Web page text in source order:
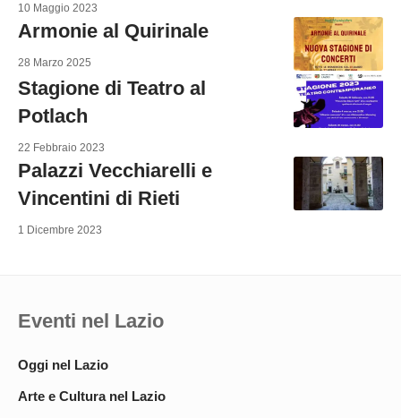
10 Maggio 2023
Armonie al Quirinale
28 Marzo 2025
Stagione di Teatro al
Potlach
22 Febbraio 2023
Palazzi Vecchiarelli e
Vincentini di Rieti
1 Dicembre 2023
Eventi nel Lazio
Oggi nel Lazio
Arte e Cultura nel Lazio